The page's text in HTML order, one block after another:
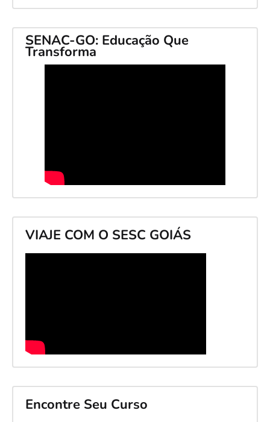
SENAC-GO: Educação Que
Transforma
VIAJE COM O SESC GOIÁS
Encontre Seu Curso